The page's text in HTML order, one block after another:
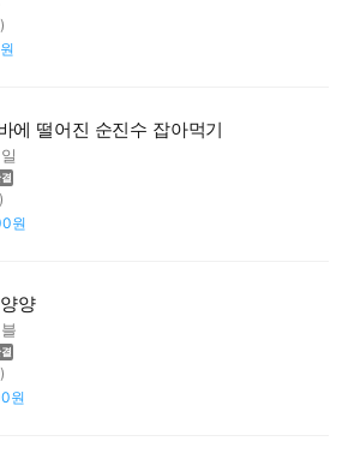
)
에 떨어진 순진수 잡아먹기
)
원
양
)
원